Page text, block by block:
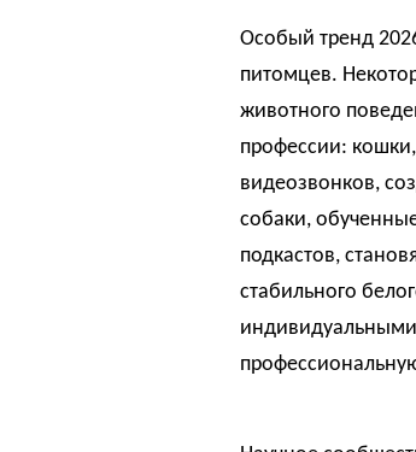
Особый тренд
питомцев.
животного
профессии:
видеозвонков,
собаки,
подкастов,
стабильного